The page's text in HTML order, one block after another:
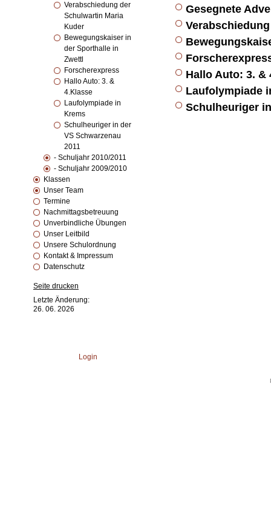
Verabschiedung der
Schulwartin Maria
Kuder
Bewegungskaiser in
der Sporthalle in
Zwettl
Forscherexpress
Hallo Auto: 3. &
4.Klasse
Laufolympiade in
Krems
Schulheuriger in der
VS Schwarzenau
2011
- Schuljahr 2010/2011
- Schuljahr 2009/2010
Klassen
Unser Team
Termine
Nachmittagsbetreuung
Unverbindliche Übungen
Unser Leitbild
Unsere Schulordnung
Kontakt & Impressum
Datenschutz
Seite drucken
Letzte Änderung:
26. 06. 2026
Gesegnete
Hallo Auto: 3. &
Laufolympiade
Schulheuriger
Login